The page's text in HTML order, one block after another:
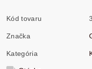
Kód tovaru
Značka
Kategória